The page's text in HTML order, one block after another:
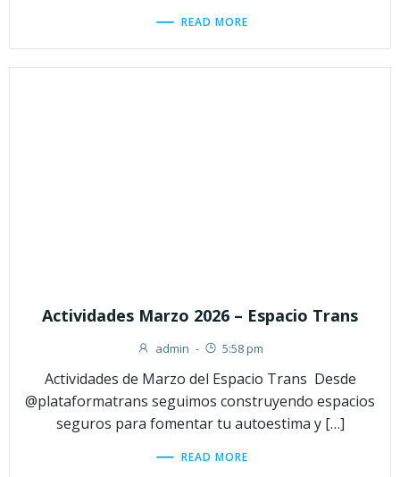
READ MORE
Actividades Marzo 2026 – Espacio Trans
admin - 5:58 pm
Actividades de Marzo del Espacio Trans Desde
@plataformatrans seguimos construyendo espacios
seguros para fomentar tu autoestima y […]
READ MORE